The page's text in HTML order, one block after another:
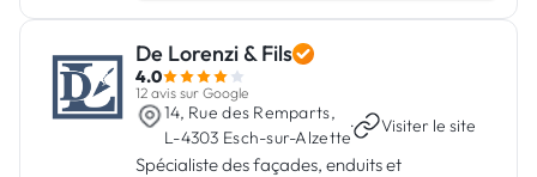
De Lorenzi & Fils
4.0
12 avis sur Google
14, Rue des Remparts,
L-4303 Esch-sur-Alzette
· Visiter le site
Spécialiste des façades, enduits et